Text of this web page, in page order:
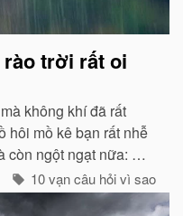
trời rất oi
không khí đã rất
hôi mồ kê bạn rất nhễ
còn ngột ngạt nữa: Đó
cơn mưa rào...
10 vạn câu hỏi vì sao